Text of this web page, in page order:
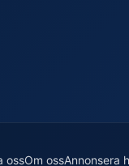
ossOm ossAnnonsera